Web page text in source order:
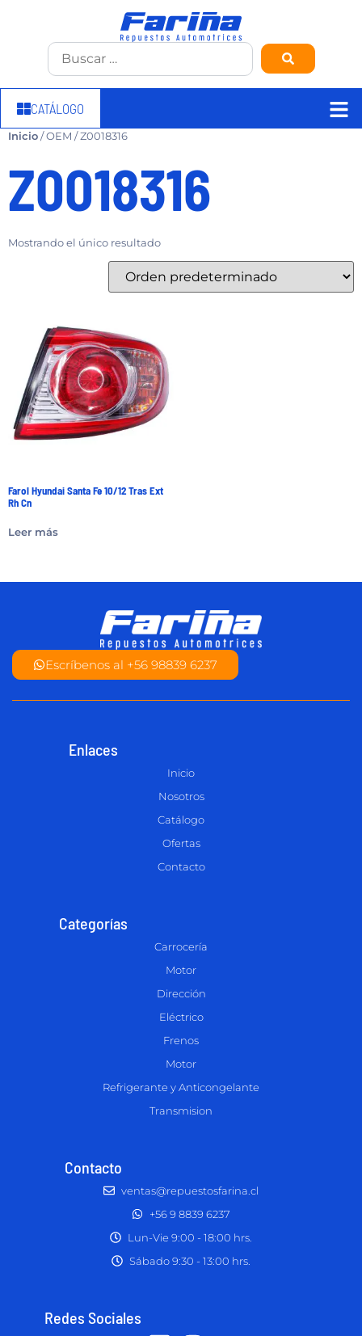
CATÁLOGO
Inicio/ OEM / Z0018316
Z0018316
Mostrando el único resultado
Farol Hyundai Santa Fe 10/12 Tras Ext
Rh Cn
Leer más
Escríbenos al +56 98839 6237
Enlaces
Inicio
Nosotros
Catálogo
Ofertas
Contacto
Categorías
Carrocería
Motor
Dirección
Eléctrico
Frenos
Motor
Refrigerante y Anticongelante
Transmision
Contacto
ventas@repuestosfarina.cl
+56 9 8839 6237
Lun-Vie 9:00 - 18:00 hrs.
Sábado 9:30 - 13:00 hrs.
Redes Sociales